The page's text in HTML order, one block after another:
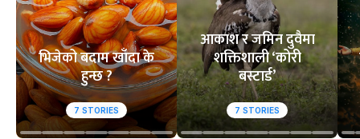
भिजेको बदाम खाँदा के
हुन्छ ?
7 STORIES
आकाश र जमिन दुवैमा
शक्तिशाली ‘कोरी
बस्टार्ड’
7 STORIES